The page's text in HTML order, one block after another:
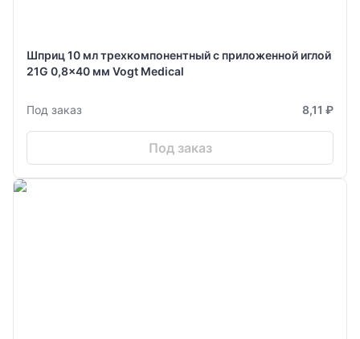
Шприц 10 мл трехкомпонентный с приложенной иглой
21G 0,8x40 мм Vogt Medical
Под заказ 8,11 ₽
Под заказ